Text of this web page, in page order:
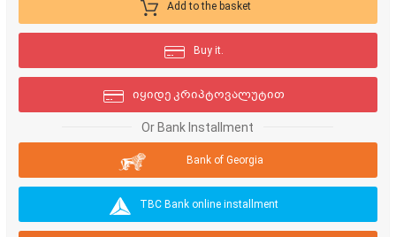
Add to the basket
Buy it.
იყიდე კრიპტოვალუტით
Or Bank Installment
Bank of Georgia
TBC Bank online installment